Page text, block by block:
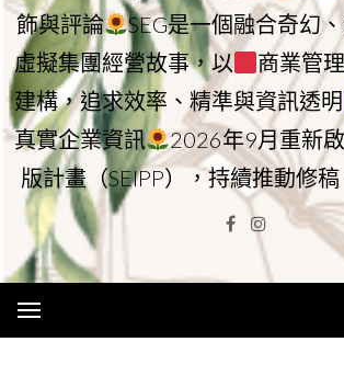
飾與評論
SEG是一個融合奇幻
虛擬集團經營故事，以
商業管
建構，追求效率、精準與資訊透明
真實企業資訊
2026年9月重新
版計畫（SEIPP），持續推動修
Facebook